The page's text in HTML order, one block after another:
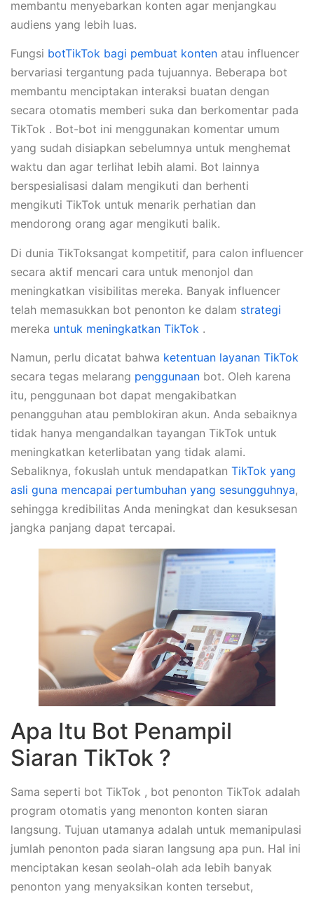
membantu menyebarkan konten agar menjangkau
audiens yang lebih luas.
Fungsi botTikTok bagi pembuat konten atau influencer
bervariasi tergantung pada tujuannya. Beberapa bot
membantu menciptakan interaksi buatan dengan
secara otomatis memberi suka dan berkomentar pada
TikTok . Bot-bot ini menggunakan komentar umum
yang sudah disiapkan sebelumnya untuk menghemat
waktu dan agar terlihat lebih alami. Bot lainnya
berspesialisasi dalam mengikuti dan berhenti
mengikuti TikTok untuk menarik perhatian dan
mendorong orang agar mengikuti balik.
Di dunia TikToksangat kompetitif, para calon influencer
secara aktif mencari cara untuk menonjol dan
meningkatkan visibilitas mereka. Banyak influencer
telah memasukkan bot penonton ke dalam strategi
mereka untuk meningkatkan TikTok .
Namun, perlu dicatat bahwa ketentuan layanan TikTok
secara tegas melarang penggunaan bot. Oleh karena
itu, penggunaan bot dapat mengakibatkan
penangguhan atau pemblokiran akun. Anda sebaiknya
tidak hanya mengandalkan tayangan TikTok untuk
meningkatkan keterlibatan yang tidak alami.
Sebaliknya, fokuslah untuk mendapatkan TikTok yang
asli guna mencapai pertumbuhan yang sesungguhnya,
sehingga kredibilitas Anda meningkat dan kesuksesan
jangka panjang dapat tercapai.
Apa Itu Bot Penampil
Siaran TikTok ?
Sama seperti bot TikTok , bot penonton TikTok adalah
program otomatis yang menonton konten siaran
langsung. Tujuan utamanya adalah untuk memanipulasi
jumlah penonton pada siaran langsung apa pun. Hal ini
menciptakan kesan seolah-olah ada lebih banyak
penonton yang menyaksikan konten tersebut,